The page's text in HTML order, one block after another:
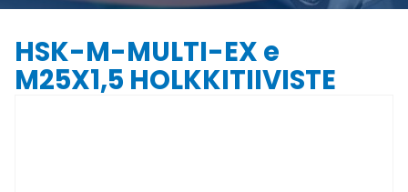
HSK-M-MULTI-EX e
M25X1,5 HOLKKITIIVISTE